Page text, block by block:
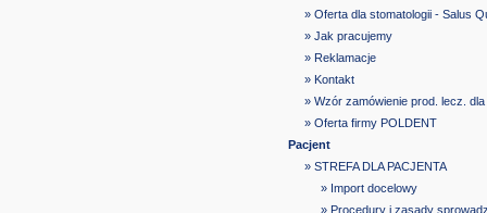
» Oferta dla stomatologii - Salus
» Jak pracujemy
» Reklamacje
» Kontakt
» Wzór zamówienie prod. lecz.
» Oferta firmy POLDENT
Pacjent
» STREFA DLA PACJENTA
» Import docelowy
» Procedury i zasady